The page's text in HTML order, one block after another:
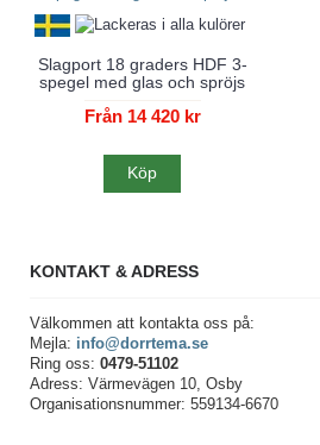
Slagport 18 graders HDF 3-
spegel med glas och spröjs
Från 14 420 kr
Köp
KONTAKT & ADRESS
Välkommen att kontakta oss på:
Mejla: info@dorrtema.se
Ring oss: 0479-51102
Adress: Värmevägen 10, Osby
Organisationsnummer: 559134-6670